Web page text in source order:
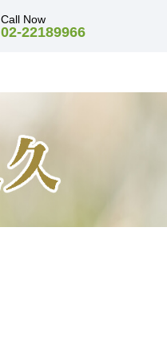
Call Now
02-22189966